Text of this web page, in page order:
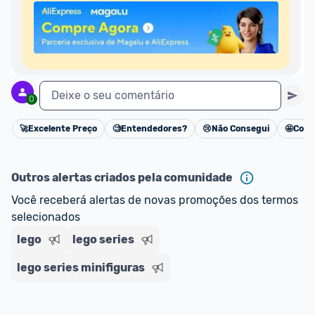
*Atualizado em Agosto/2024
0 Deixe o seu comentário
Cancelar
🚀Excelente Preço 🧐Entendedores? 😢 Não Consegui 🤩
Outros alertas criados pela comunidade
Você receberá alertas de novas promoções dos termos
selecionados
lego
lego series
lego series minifiguras